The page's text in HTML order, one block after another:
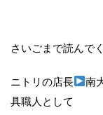
さいごまで読んで
ニトリの店長
南
具職人として